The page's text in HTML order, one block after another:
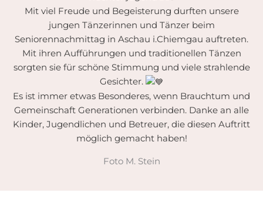
Mit viel Freude und Begeisterung durften unsere
jungen Tänzerinnen und Tänzer beim
Seniorennachmittag in Aschau i.Chiemgau auftreten.
Mit ihren Aufführungen und traditionellen Tänzen
sorgten sie für schöne Stimmung und viele strahlende
Gesichter.
Es ist immer etwas Besonderes, wenn Brauchtum und
Gemeinschaft Generationen verbinden. Danke an alle
Kinder, Jugendlichen und Betreuer, die diesen Auftritt
möglich gemacht haben!
Foto M. Stein